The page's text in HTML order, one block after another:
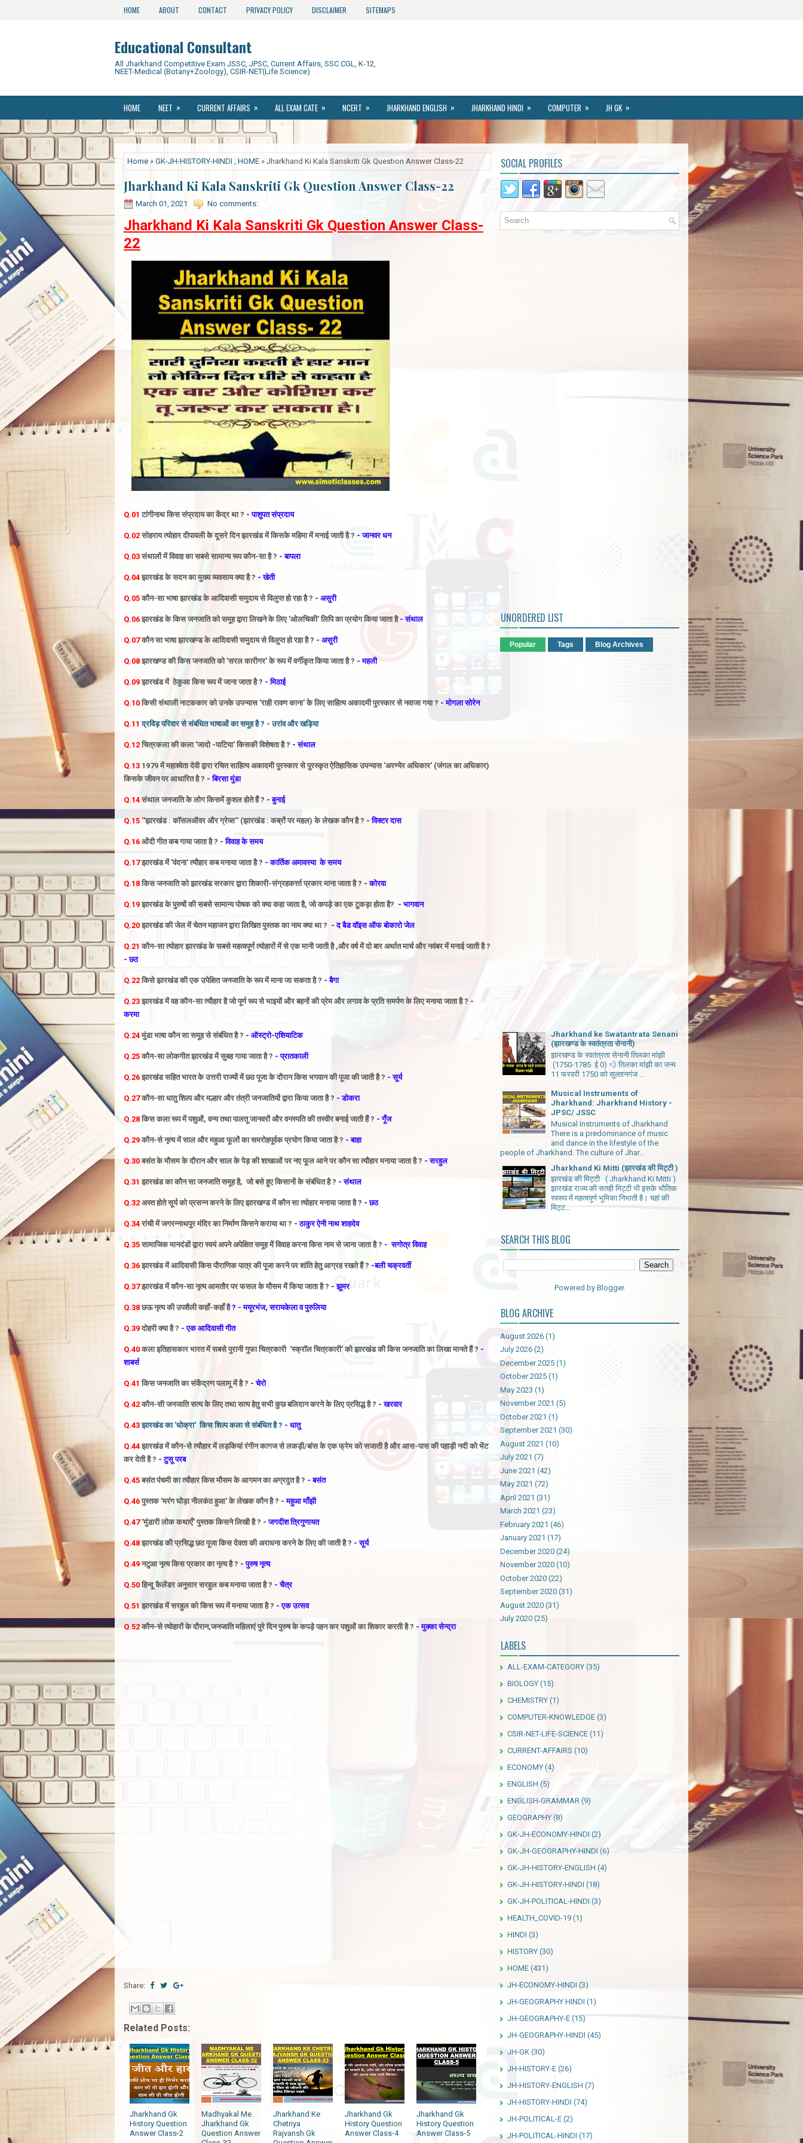
HOME ABOUT CONTACT PRIVACY POLICY DISCLAIMER SITEMAPS
Educational Consultant
All Jharkhand Competitive Exam JSSC, JPSC, Current Affairs, SSC CGL, K-12,
NEET-Medical (Botany+Zoology), CSIR-NET(Life Science)
HOME NEET » CURRENT AFFAIRS » ALL EXAM CATE » NCERT »
>
JHARKHAND ENGLISH »
>
JHARKHAND HINDI »
>
COMPUTER »
>
JH GK »
>
SANTHALI »
>
Home » GK-JH-HISTORY-HINDI , HOME » Jharkhand Ki Kala Sanskriti Gk Question Answer Class-22
Jharkhand Ki Kala Sanskriti Gk Question Answer Class-22
March 01, 2021 No comments:
Jharkhand Ki Kala Sanskriti Gk Question Answer Class-
22
Q.01 टांगीनाथ किस संप्रदाय का केंद्र था ? - पाशुपत संप्रदाय
Q.02 सोहराय त्योहार दीपावली के दूसरे दिन झारखंड में किसके महिमा में मनाई जाती है ? - जानवर धन
Q.03 संथालोंमें विवाह का सबसे सामान्य रूप कौन-सा है ? - बापला
Q.04 झारखंड के सदन का मुख्य व्यवसाय क्या है ? - खेती
Q.05 कौन-सा भाषा झारखंड के आदिवासी समुदाय से विलुप्त हो रहा है ? - असुरी
Q.06 झारखंड के किस जनजाति को समूह द्वारा लिखने के लिए 'ओलचिकी' लिपि का प्रयोग किया जाता है - संथाल
Q.07कौन सा भाषा झारखण्ड के आदिवासी समुदाय से विलुप्त हो रहा है ? - असुरी
Q.08 झारखण्ड की किस जनजाति को 'सरलकारीगर' के रूप में वर्गीकृत किया जाता है ? - महली
Q.09 झारखंड में ठेकुआ किस रूप में जाना जाता है ? - मिठाई
Q.10 किसी संथाली नाटककार को उनके उपन्यास 'राही रावण काना' के लिए साहित्य अकादमी पुरस्कार से नवाजा गया ? - मोगला सोरेन
Q.11द्रविड़ परिवार से संबंधित भाषाओं का समूह है ? - उरांव और खड़िया
Q.12 चित्रकला की कला 'जादो -पाटिया' किसकी विशेषता है ? - संथाल
Q.13 1979 में महाश्वेता देवी द्वारा रचित साहित्य अकादमी पुरस्कार से पुरस्कृत ऐतिहासिक उपन्यास 'अरण्येर अधिकार' (जंगल का अधिकार)
किसके जीवन पर आधारित है ? - बिरसा मुंडा
Q.14 संथाल जनजाति के लोग किसमें कुशल होते हैं ? - बुनाई
Q.15 ''झारखंड : कॉसलऑवर और ग्रेव्स'' (झारखंड : कब्रों पर महल) के लेखक कौन है ? - विक्टर दास
Q.16 ओंदीगीत कब गाया जाता है ? - विवाह के समय
Q.17झारखंड में 'वंदना' त्यौहार कब मनाया जाता है ? - कार्तिक अमावस्या के समय
Q.18 किसजनजाति को झारखंड सरकार द्वारा शिकारी-संग्रहकर्त्ता प्रकार माना जाता है ? - कोरवा
Q.19 झारखंड के पुरुषों की सबसे सामान्य पोषक को क्या कहा जाता है, जो कपड़े का एक टुकड़ा होता है? - भागवान
Q.20 झारखंड की जेल में चेतन महाजन द्वारा लिखित पुस्तक का नाम क्या था ? - द बैड वॉइस ऑफ बोकारो जेल
Q.21 कौन-सा त्योहार झारखंड के सबसे महत्वपूर्ण त्योहारों में से एक मानी जाती है ,और वर्ष में दो बार अर्थात मार्च और नवंबर में मनाई जाती है ?
- छठ
Q.22 किसे झारखंड की एक उपेक्षित जनजाति के रूप में माना जा सकता है ? - बैगा
Q.23 झारखंड में वह कौन-सा त्यौहार है जो पूर्ण रूप से भाइयों और बहनों की प्रेम और लगाव के प्रति समर्पण के लिए मनाया जाता है ? -
करमा
Q.24 मुंडा भाषा कौन सा समूह से संबंधित है ? - ऑस्ट्रो-एशियाटिक
Q.25 कौन-सा लोकगीत झारखंड में सुबह गाया जाता है ? - प्रातकाली
Q.26 झारखंड सहित भारत के उत्तरी राज्यों में छठ पूजा के दौरान किस भगवान की पूजा की जाती है ? - सूर्य
Q.27कौन-सा धातु शिल्प और मल्हार और तंत्री जनजातियों द्वारा किया जाता है ? - डोकरा
Q.28 किस कला रूप में पशुओं, वन्य तथा पालतू जानवरों और वनस्पति की तस्वीर बनाई जाती हैं ? - गूँज
Q.29 कौन-से नृत्य में साल और महुआ फूलों का समरोहपूर्वक प्रयोग कियाजाता है ? - बाहा
Q.30बसंत के मौसम के दौरानऔरसालके पेड़ की शाखाओं पर नए फूल आने पर कौन सा त्यौहार मनाया जाता है ? - सरहुल
Q.31 झारखंड का कौन सा जनजाति समूह है, जो बसे हुए किसानों के संबंधित है ? - संथाल
Q.32 अस्त होते सूर्य को प्रसन्न करने के लिए झारखण्ड में कौन सा त्योहार मनाया जाता है ? - छठ
Q.34 रांची में जगरन्नाथपुरमंदिर का निर्माण किसने कराया था ? - ठाकुर ऐनी नाथ शाहदेव
Q.35 सामाजिक मानदंडों द्वारा स्वयं अपने अपेक्षित समूह में विवाह करना किस नाम से जाना जाता है ? - सगोत्र विवाह
Q.36 झारखंड में आदिवासी किस पौराणिक पात्र की पूजा करने पर शांति हेतु आग्रह रखते हैं ? -बली चक्रवर्ती
Q.37झारखंड में कौन-सा नृत्य आमतौर पर फसल के मौसम में किया जाता है ? - झूमर
Q.38 छऊ नृत्य की उपशैली कहाँ-कहाँ है? - मयूरभंज, सरायकेला व पुरुलिया
Q.39 दोहरी क्या है ? - एक आदिवासी गीत
Q.40 कलाइतिहासकार भारत में सबसे पुरानी गुफा चित्रकारी 'स्क्रॉल चित्रकारी' को झारखंड की किस जनजाति का लिखा मानते हैं ? -
शाबर्स
Q.41 किस जनजाति का संकेंद्रण पलामू में है ? - चेरो
Q.42 कौन-सी जनजाति सत्य के लिए तथा सत्य हेतु सभी कुछ बलिदान करने के लिए प्रसिद्ध है ? - खरवार
Q.43 झारखंड का 'धोक्रा' किस शिल्प कला से संबंधित है ? - धातु
Q.44 झारखंड में कौन-से त्यौहार में लड़कियां रंगीन कागज से लकड़ी/बांस के एक फ्रेम को सजाती है और आस-पास की पहाड़ी नदी को भेंट
कर देती है ? - टुसू परब
Q.45 बसंत पंचमी का त्यौहार किस मौसम के आगमन का अग्रदुत है ? - बसंत
Q.46 पुस्तक 'मरंग घोड़ा नीलकंठ हुआ' के लेखक कौन है ? - महुआ माँझी
Q.47'मुंडारी लोक कथाएँ' पुस्तक किसने लिखी है ? - जगदीश त्रिगुणायत
Q.48 झारखंड की प्रसिद्ध छठ पूजा किस देवता की अराधना करने के लिए की जाती है ? - सूर्य
Q.49 नटुआ नृत्य किसप्रकार का नृत्य है ? - पुरुष नृत्य
Q.50हिन्दू कैलेंडर अनुसार सरहुल कब मनायाजाता है ? - चैत्र
Q.51झारखंड मेंसरहुल को किसरूप में मनाया जाता है ? - एक उत्सव
Q.52कौन-से त्योहारों के दौरान,जनजाति महिलाएं पुरे दिन पुरुष के कपड़े पहन कर पशुओं का शिकार करती है ? - मुक्का सेन्द्रा
Share:
Related Posts:
Jharkhand Gk
History Question
Answer Class-2
Madhyakal Me
Jharkhand Gk
Question Answer
Jharkhand Ke
Chetriya
Rajvansh Gk
Jharkhand Gk
History Question
Answer Class-4
Jharkhand Gk
History Question
Answer Class-5
SOCIAL PROFILES
UNORDERED LIST
Popular Tags Blog Archives
Jharkhand ke Swatantrata Senani
(झारखण्ड के स्वतंत्रता सेनानी)
झारखण्ड के स्वतंत्रता सेनानी तिलका मांझी
(1750-1785 ई 0) 💨 तिलका मांझी का जन्म
11 फरवरी 1750 को सुल्तानगंज ...
Musical Instruments of
Jharkhand: Jharkhand History -
JPSC/ JSSC
Musical Instruments of Jharkhand
There is a predominance of music
and dance in the lifestyle of the
people of Jharkhand. The culture of Jhar...
Jharkhand Ki Mitti (झारखंड की मिट्टी )
झारखंड की मिट्टी ( Jharkhand Ki Mitti )
झारखंड राज्य की सतही मिट्टी भी इसके भौतिक
स्वरूप में महत्वपूर्ण भूमिका निभाती है। यहां की
मिट्ट...
SEARCH THIS BLOG
Powered by Blogger.
BLOG ARCHIVE
August 2026 (1)
July 2026 (2)
December 2025 (1)
October 2025 (1)
May 2023 (1)
November 2021 (5)
October 2021 (1)
September 2021 (30)
August 2021 (10)
July 2021 (7)
June 2021 (42)
May 2021 (72)
April 2021 (31)
March 2021 (23)
February 2021 (46)
January 2021 (17)
December 2020 (24)
November 2020 (10)
October 2020 (22)
September 2020 (31)
August 2020 (31)
July 2020 (25)
LABELS
ALL-EXAM-CATEGORY (35)
BIOLOGY (15)
CHEMISTRY (1)
COMPUTER-KNOWLEDGE (3)
CSIR-NET-LIFE-SCIENCE (11)
CURRENT-AFFAIRS (10)
ECONOMY (4)
ENGLISH (5)
ENGLISH-GRAMMAR (9)
GEOGRAPHY (8)
GK-JH-ECONOMY-HINDI (2)
GK-JH-GEOGRAPHY-HINDI (6)
GK-JH-HISTORY-ENGLISH (4)
GK-JH-HISTORY-HINDI (18)
GK-JH-POLITICAL-HINDI (3)
HEALTH_COVID-19 (1)
HINDI (3)
HISTORY (30)
HOME (431)
JH-ECONOMY-HINDI (3)
JH-GEOGRAPHY HINDI (1)
JH-GEOGRAPHY-E (15)
JH-GEOGRAPHY-HINDI (45)
JH-GK (30)
JH-HISTORY-E (26)
JH-HISTORY-ENGLISH (7)
JH-HISTORY-HINDI (74)
JH-POLITICAL-E (2)
JH-POLITICAL-HINDI (17)